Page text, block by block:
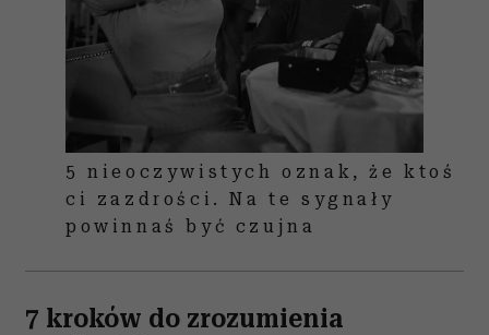
5 nieoczywistych oznak, że ktoś
ci zazdrości. Na te sygnały
powinnaś być czujna
7 kroków do zrozumienia